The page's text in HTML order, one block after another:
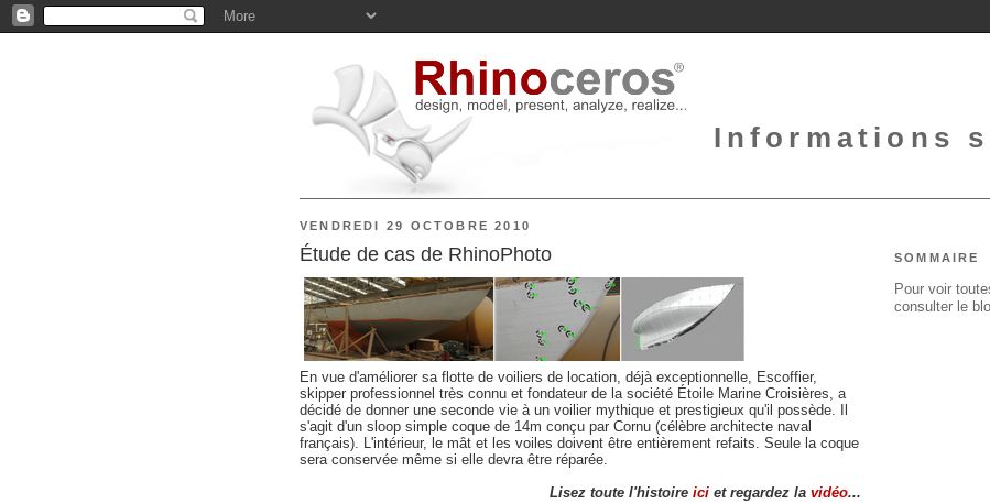
Informations
VENDREDI 29 OCTOBRE 2010
Étude de cas de RhinoPhoto
En vue d'améliorer sa flotte de voiliers de location, déjà exceptionnelle, Escoffier,
skipper professionnel très connu et fondateur de la société Étoile Marine Croisières, a
décidé de donner une seconde vie à un voilier mythique et prestigieux qu'il possède. Il
s'agit d'un sloop simple coque de 14m conçu par Cornu (célèbre architecte naval
français). L'intérieur, le mât et les voiles doivent être entièrement refaits. Seule la coque
sera conservée même si elle devra être réparée.
Lisez toute l'histoire ici et regardez la vidéo...
SOMMAIRE
Pour voir
consulter le